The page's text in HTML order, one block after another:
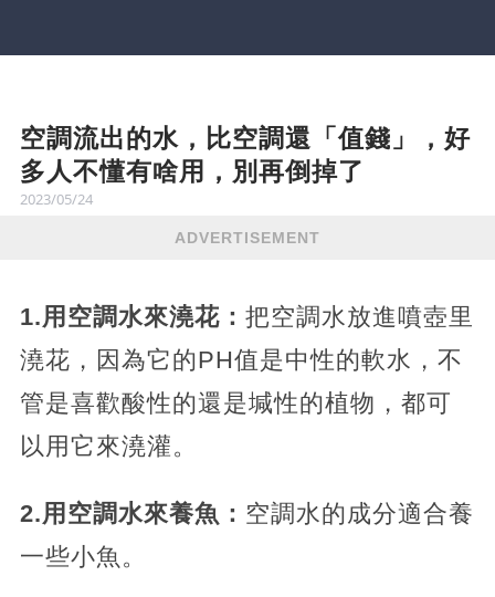
空調流出的水，比空調還「值錢」，好
多人不懂有啥用，別再倒掉了
2023/05/24
ADVERTISEMENT
1.用空調水來澆花： 把空調水放進噴壺里
澆花，因為它的PH值是中性的軟水，不
管是喜歡酸性的還是堿性的植物，都可
以用它來澆灌。
2.用空調水來養魚： 空調水的成分適合養
一些小魚。